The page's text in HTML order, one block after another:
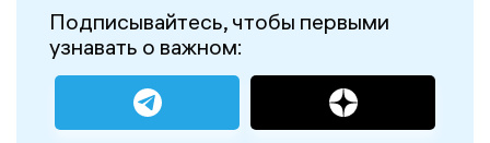
Подписывайтесь, чтобы первыми
узнавать о важном: